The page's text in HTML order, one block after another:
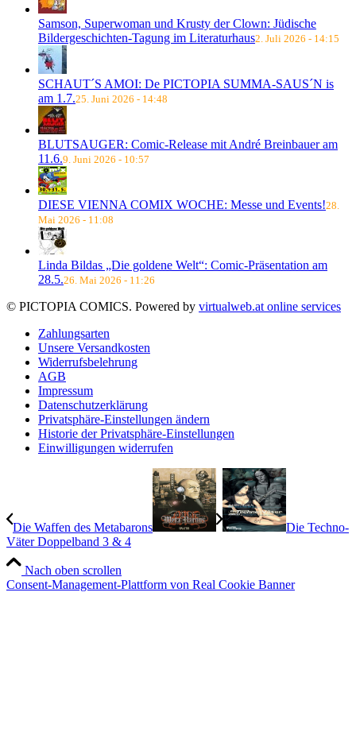
Samson, Superwoman und Krusty der Clown: Jüdische
Bildergeschichten-Tagung im Literaturhaus2. Juli 2026 - 14:15
SCHAUT´S AMOI: De PICTOPIA SUMMA-SAUS´N is
am 1.7.25. Juni 2026 - 14:48
BLUTSAUGER: Comic-Release mit André Breinbauer am
11.6.9. Juni 2026 - 10:57
DIESE VIENNA COMIX WOCHE: Messe und Events!28.
Mai 2026 - 11:08
Linda Bildas „Die goldene Welt“: Comic-Präsentation am
28.5.26. Mai 2026 - 11:26
© PICTOPIA COMICS. Powered by virtualweb.at online services
Zahlungsarten
Unsere Versandkosten
Widerrufsbelehrung
AGB
Impressum
Datenschutzerklärung
Privatsphäre-Einstellungen ändern
Historie der Privatsphäre-Einstellungen
Einwilligungen widerrufen
Die Waffen des Metabarons
Die Techno-
Väter Doppelband 3 & 4
Nach oben scrollen
Consent-Management-Plattform von Real Cookie Banner